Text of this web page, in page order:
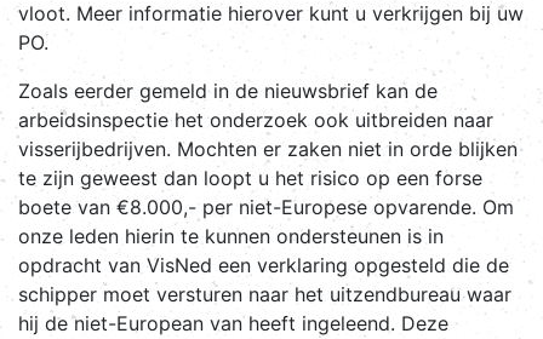
vloot. Meer informatie hierover kunt u verkrijgen bij uw
PO.
Zoals eerder gemeld in de nieuwsbrief kan de
arbeidsinspectie het onderzoek ook uitbreiden naar
visserijbedrijven. Mochten er zaken niet in orde blijken
te zijn geweest dan loopt u het risico op een forse
boete van €8.000,- per niet-Europese opvarende. Om
onze leden hierin te kunnen ondersteunen is in
opdracht van VisNed een verklaring opgesteld die de
schipper moet versturen naar het uitzendbureau waar
hij de niet-European van heeft ingeleend. Deze